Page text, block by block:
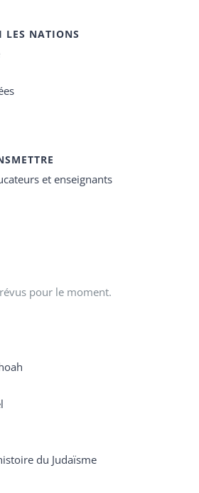
LES NATIONS
et enseignants
pour le moment.
du Judaïsme